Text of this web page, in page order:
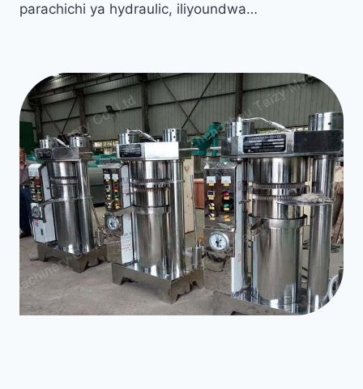
parachichi ya hydraulic, iliyoundwa…